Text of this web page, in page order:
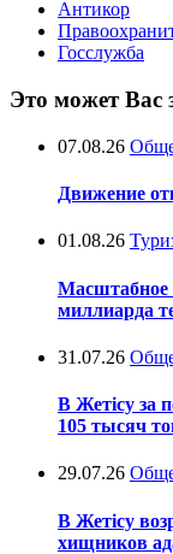
Антикор
Госслужба
Это может Вас
07.08.26
Движение
01.08.26
Масштабное
миллиарда
31.07.26
В Жетісу за
105 тысяч
29.07.26
В Жетісу
хищников